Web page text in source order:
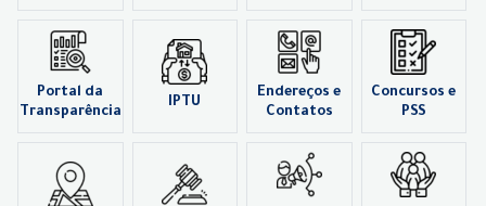
Portal da
Transparência
IPTU
Endereços e
Contatos
Concursos e
PSS